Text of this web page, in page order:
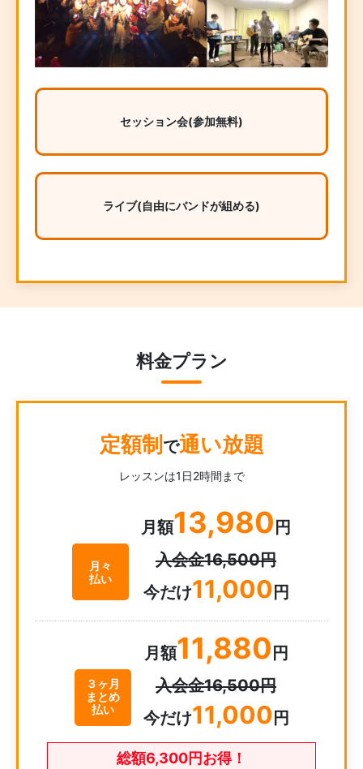
セッション会(参加無料)
ライブ(自由にバンドが組める)
料金プラン
定額制 で通い放題
レッスンは1日2時間まで
月々
払い
月額13,980 円
入会金16,500円
今だけ11,000 円
３ヶ月
まとめ
払い
月額11,880 円
入会金16,500円
今だけ11,000 円
総額6,300円お得！